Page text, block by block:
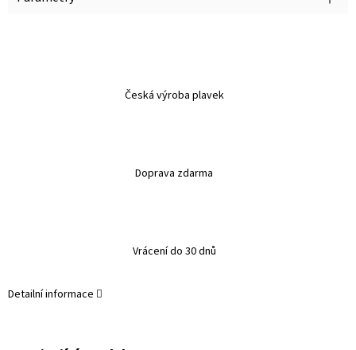
Česká výroba plavek
Doprava zdarma
Vrácení do 30 dnů
Detailní informace